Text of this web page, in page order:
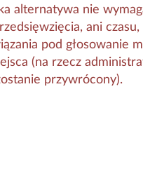
alternatywa nie
ani czasu,
pod głosowanie
(na rzecz
przywrócony).